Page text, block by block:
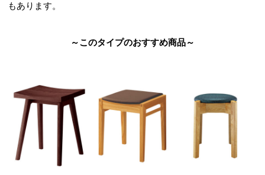
もあります。
～このタイプのおすすめ商品～